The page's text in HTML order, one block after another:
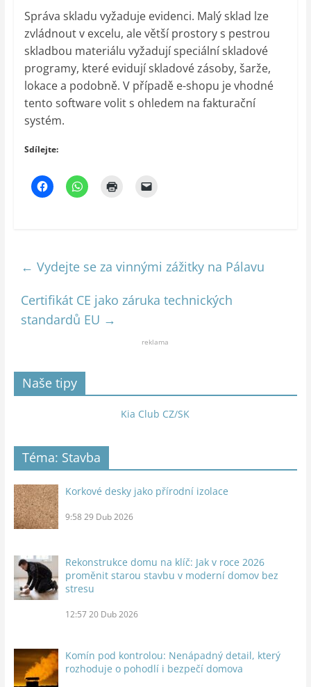
Správa skladu vyžaduje evidenci. Malý sklad lze
zvládnout v excelu, ale větší prostory s pestrou
skladbou materiálu vyžadují speciální skladové
programy, které evidují skladové zásoby, šarže,
lokace a podobně. V případě e-shopu je vhodné
tento software volit s ohledem na fakturační
systém.
Sdílejte:
← Vydejte se za vinnými zážitky na Pálavu
Certifikát CE jako záruka technických
standardů EU →
reklama
Naše tipy
Kia Club CZ/SK
Téma: Stavba
Korkové desky jako přírodní izolace
9:58 29 Dub 2026
Rekonstrukce domu na klíč: Jak v roce 2026
proměnit starou stavbu v moderní domov bez
stresu
12:57 20 Dub 2026
Komín pod kontrolou: Nenápadný detail, který
rozhoduje o pohodlí i bezpečí domova